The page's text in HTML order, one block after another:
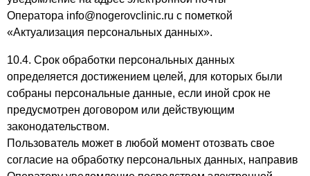
Оператора info@nogerovclinic.ru с пометкой
«Актуализация персональных данных».
10.4. Срок обработки персональных данных
определяется достижением целей, для которых были
собраны персональные данные, если иной срок не
предусмотрен договором или действующим
законодательством.
Пользователь может в любой момент отозвать свое
согласие на обработку персональных данных, направив